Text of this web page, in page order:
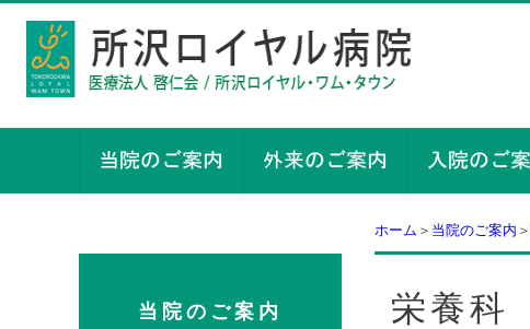
ホーム ＞ 当院のご案内 ＞
栄養科
当院のご案内